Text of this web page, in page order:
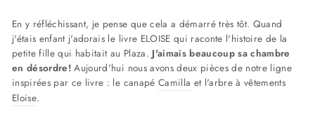
En y réfléchissant, je pense que cela a démarré très tôt. Quand
j'étais enfant j'adorais le livre ELOISE qui raconte l'histoire de la
petite fille qui habitait au Plaza. J'aimais beaucoup sa chambre
en désordre! Aujourd'hui nous avons deux pièces de notre ligne
inspirées par ce livre : le canapé Camilla et l'arbre à vêtements
Eloise.